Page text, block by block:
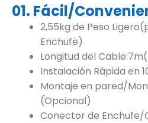
01. Fácil/
2,55kg de Peso
Enchufe)
Longitud del
Instalación Rápida en
Montaje en pared/
(Opcional)
Conector de Enchufe/